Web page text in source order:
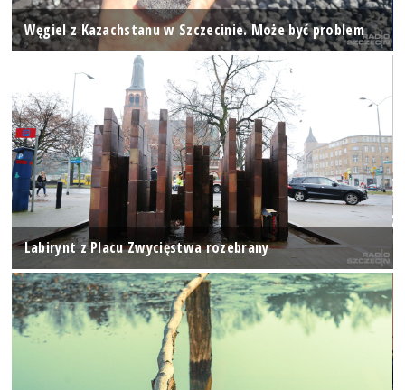
Węgiel z Kazachstanu w Szczecinie. Może być problem
Labirynt z Placu Zwycięstwa rozebrany